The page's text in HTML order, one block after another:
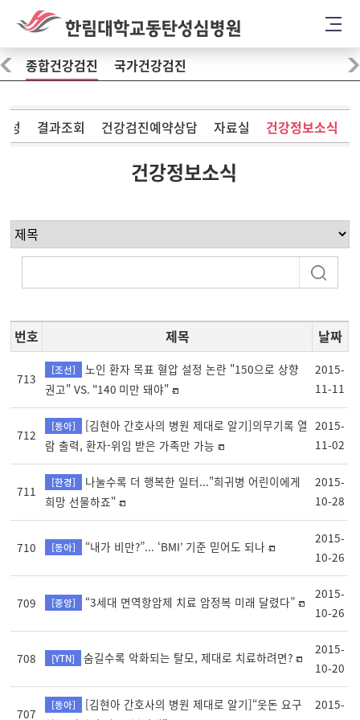
종합건강검진 국가건강검진
성 결과조회 건강검진예약상담 자료실 건강정보소식
건강정보소식
번호 제목 날짜
713
[조선]
노인 환자 목표 혈압 설정 논란 "150으로 상향
권고" VS. "140 미만 돼야"
2015-
11-11
712
[동아]
[김현아 간호사의 병원 제대로 알기]의무기록 열
람 출력, 환자-위임 받은 가족만 가능
2015-
11-02
711
[한경]
나눌수록 더 행복한 일터..."희귀병 어린이에게
희망 선물하죠"
2015-
10-28
710 [동아] “내가 비만?”... ‘BMI’ 기준 믿어도 되나
2015-
10-26
709 [중앙] “3세대 면역항암제 치료 암정복 미래 달렸다”
2015-
10-26
708 [YTN] 숨길수록 악화되는 탈모, 제대로 치료하려면?
2015-
10-20
707
[동아]
[김현아 간호사의 병원 제대로 알기]“웃돈 요구
2015-